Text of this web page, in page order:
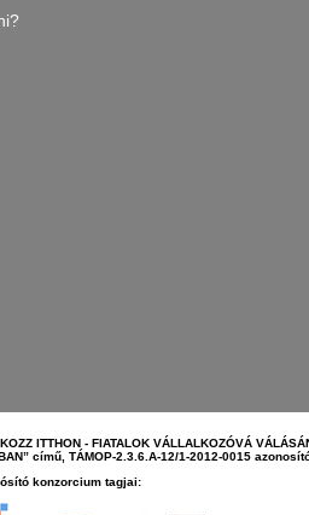
ITTHON - FIATALOK VÁLLALKOZÓVÁ
című, TÁMOP-2.3.6.A-12/1-2012-0015
konzorcium tagjai: